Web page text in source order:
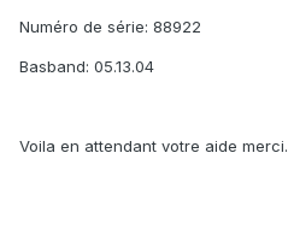
Numéro de série: 88922
Basband: 05.13.04
Voila en attendant votre aide merci.